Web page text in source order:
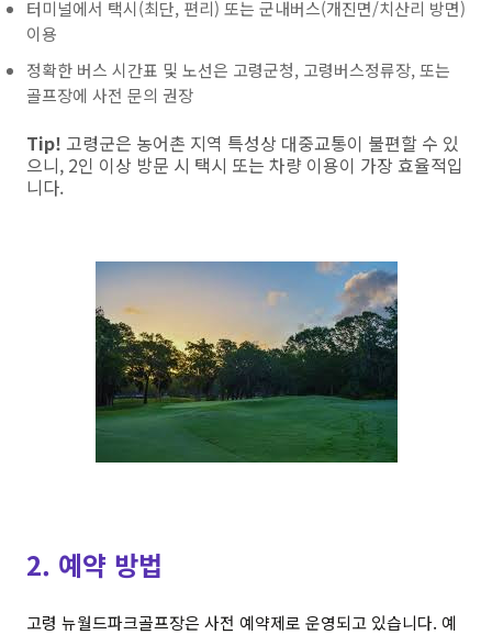
터미널에서 택시(최단, 편리) 또는 군내버스(개진면/치산리 방면)
이용
정확한 버스 시간표 및 노선은 고령군청, 고령버스정류장, 또는
골프장에 사전 문의 권장
Tip! 고령군은 농어촌 지역 특성상 대중교통이 불편할 수 있
으니, 2인 이상 방문 시 택시 또는 차량 이용이 가장 효율적입
니다.
2. 예약 방법
고령 뉴월드파크골프장은 사전 예약제로 운영되고 있습니다. 예